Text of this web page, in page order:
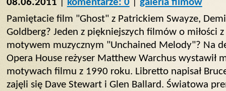
08.06.2011 komentarze: 0| galeria filmów
Pamiętacie film "Ghost" z Patrickiem Swayze,
Goldberg? Jeden z piękniejszych filmów o miłości
motywem muzycznym "Unchained Melody"? Na
Opera House reżyser Matthew Warchus wystawił
motywach filmu z 1990 roku. Libretto napisał
zajęli się Dave Stewart i Glen Ballard. Światowa